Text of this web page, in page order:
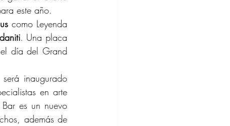
este año.
como Leyenda
. Una placa
día del Grand
inaugurado
en arte
Bar es un nuevo
además de